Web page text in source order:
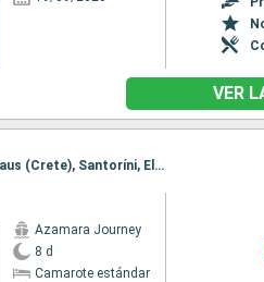
VER
Itinerario : El Pireo Atenas, Syros, Patmos, Rodas, Marmaris, Agios Nikolaus (Crete), Santoríni, El Pireo Atenas
Azamara Journey
8 d
Camarote estándar